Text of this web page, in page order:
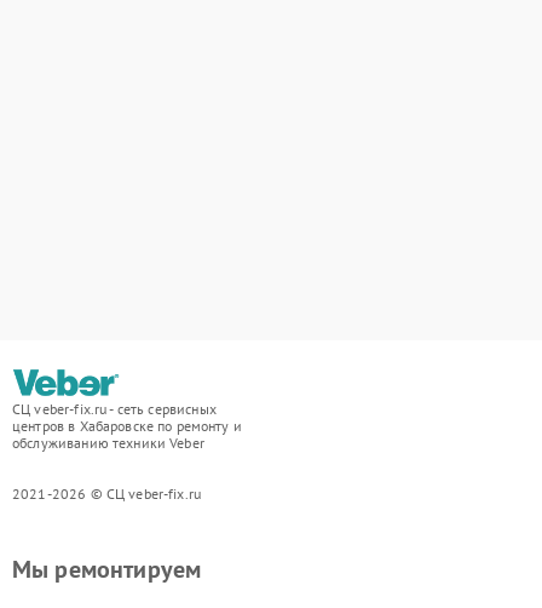
СЦ veber-fix.ru - сеть сервисных
центров в Хабаровске по ремонту и
обслуживанию техники Veber
2021-2026 © СЦ veber-fix.ru
Мы ремонтируем